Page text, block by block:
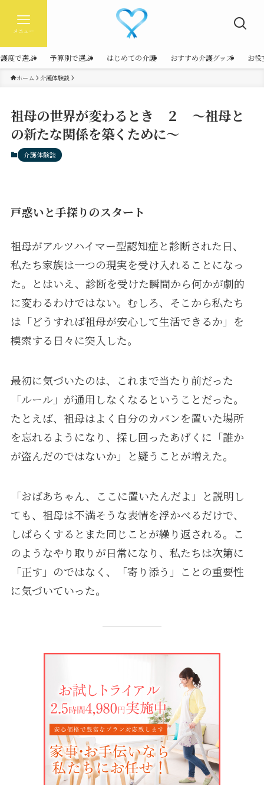
メニュー
度で選ぶ 予算別で選ぶ はじめての介護 おすすめ介護グッズ お役
ホーム 介護体験談
祖母の世界が変わるとき ２ ～祖母と
の新たな関係を築くために～
介護体験談
戸惑いと手探りのスタート
祖母がアルツハイマー型認知症と診断された日、
私たち家族は一つの現実を受け入れることになっ
た。とはいえ、診断を受けた瞬間から何かが劇的
に変わるわけではない。むしろ、そこから私たち
は「どうすれば祖母が安心して生活できるか」を
模索する日々に突入した。
最初に気づいたのは、これまで当たり前だった
「ルール」が通用しなくなるということだった。
たとえば、祖母はよく自分のカバンを置いた場所
を忘れるようになり、探し回ったあげくに「誰か
が盗んだのではないか」と疑うことが増えた。
「おばあちゃん、ここに置いたんだよ」と説明し
ても、祖母は不満そうな表情を浮かべるだけで、
しばらくするとまた同じことが繰り返される。こ
のようなやり取りが日常になり、私たちは次第に
「正す」のではなく、「寄り添う」ことの重要性
に気づいていった。